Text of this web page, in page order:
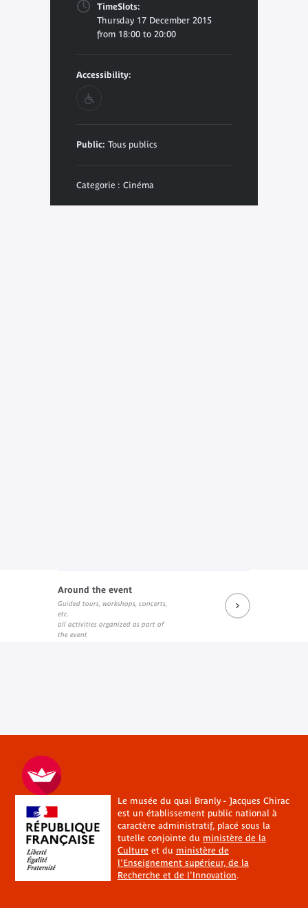
TimeSlots:
Thursday 17 December 2015
from 18:00 to 20:00
Accessibility:
Public: Tous publics
Categorie : Cinéma
Around the event
Guided tours, workshops, concerts,
etc.
all activities organized as part of
the event
Le musée du quai Branly - Jacques Chirac
est un établissement public national à
caractère administratif, placé sous la
tutelle conjointe du ministère de la
Cultureet du ministère de
l'Enseignement supérieur, de la
Recherche et de l'Innovation.